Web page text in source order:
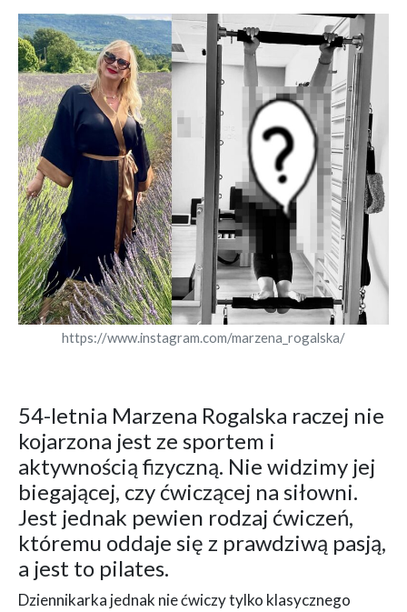
https://www.instagram.com/marzena_rogalska/
54-letnia Marzena Rogalska raczej nie
kojarzona jest ze sportem i
aktywnością fizyczną. Nie widzimy jej
biegającej, czy ćwiczącej na siłowni.
Jest jednak pewien rodzaj ćwiczeń,
któremu oddaje się z prawdziwą pasją,
a jest to pilates.
Dziennikarka jednak nie ćwiczy tylko klasycznego